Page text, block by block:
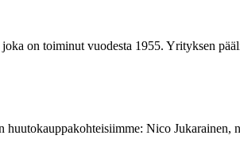
Nico Jukarainen,
on toiminut vuodesta 1955. Yrityksen
Nico Jukarainen,